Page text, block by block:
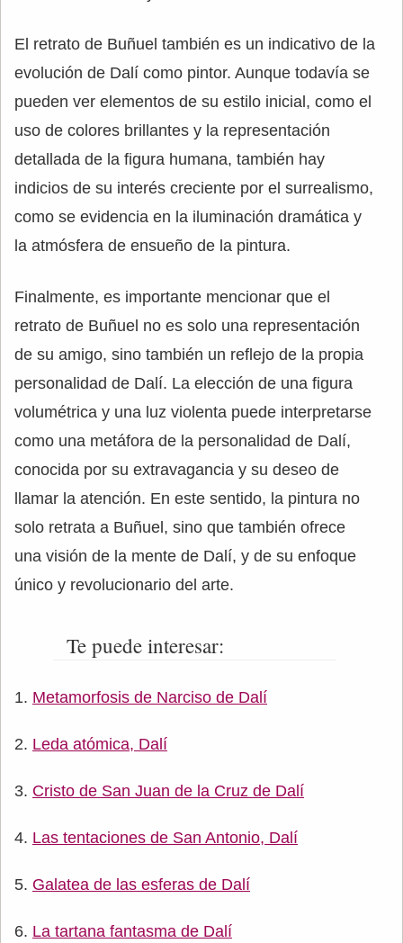
El retrato de Buñuel también es un indicativo de la
evolución de Dalí como pintor. Aunque todavía se
pueden ver elementos de su estilo inicial, como el
uso de colores brillantes y la representación
detallada de la figura humana, también hay
indicios de su interés creciente por el surrealismo,
como se evidencia en la iluminación dramática y
la atmósfera de ensueño de la pintura.
Finalmente, es importante mencionar que el
retrato de Buñuel no es solo una representación
de su amigo, sino también un reflejo de la propia
personalidad de Dalí. La elección de una figura
volumétrica y una luz violenta puede interpretarse
como una metáfora de la personalidad de Dalí,
conocida por su extravagancia y su deseo de
llamar la atención. En este sentido, la pintura no
solo retrata a Buñuel, sino que también ofrece
una visión de la mente de Dalí, y de su enfoque
único y revolucionario del arte.
Te puede interesar:
Metamorfosis de Narciso de Dalí
Leda atómica, Dalí
Cristo de San Juan de la Cruz de Dalí
Las tentaciones de San Antonio, Dalí
Galatea de las esferas de Dalí
La tartana fantasma de Dalí